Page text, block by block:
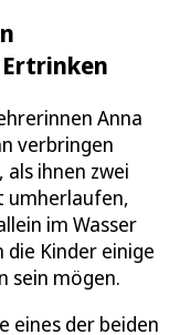
Anna
verbringen
, als ihnen zwei
umherlaufen,
im Wasser
die Kinder einige
sein mögen.
eines der beiden